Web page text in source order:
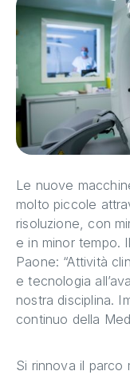
Le nuove
molto piccole
risoluzione, con
e in minor tempo.
Paone: “Attività
e tecnologia
nostra disciplina.
continuo della
Si rinnova il parco